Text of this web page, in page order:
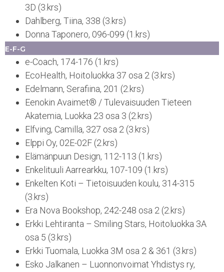
3D (3.krs)
Dahlberg, Tiina, 338 (3.krs)
Donna Taponero, 096-099 (1.krs)
E-F-G
e-Coach, 174-176 (1.krs)
EcoHealth, Hoitoluokka 37 osa 2 (3.krs)
Edelmann, Serafiina, 201 (2.krs)
Eenokin Avaimet® / Tulevaisuuden Tieteen
Akatemia, Luokka 23 osa 3 (2.krs)
Elfving, Camilla, 327 osa 2 (3.krs)
Elppi Oy, 02E-02F (2.krs)
Elämänpuun Design, 112-113 (1.krs)
Enkelituuli Aarrearkku, 107-109 (1.krs)
Enkelten Koti – Tietoisuuden koulu, 314-315
(3.krs)
Era Nova Bookshop, 242-248 osa 2 (2.krs)
Erkki Lehtiranta – Smiling Stars, Hoitoluokka 3A
osa 5 (3.krs)
Erkki Tuomala, Luokka 3M osa 2 & 361 (3.krs)
Esko Jalkanen – Luonnonvoimat Yhdistys ry,